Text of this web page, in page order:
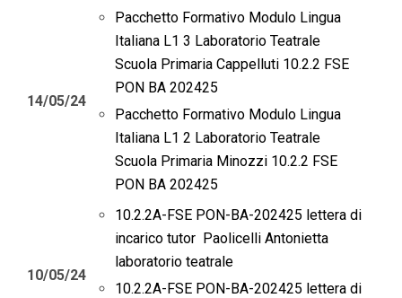
14/05/24
Pacchetto Formativo Modulo Lingua
Italiana L1 3 Laboratorio Teatrale
Scuola Primaria Cappelluti 10.2.2 FSE
PON BA 202425
Pacchetto Formativo Modulo Lingua
Italiana L1 2 Laboratorio Teatrale
Scuola Primaria Minozzi 10.2.2 FSE
PON BA 202425
10/05/24
10.2.2A-FSE PON-BA-202425 lettera di
incarico tutor Paolicelli Antonietta
laboratorio teatrale
10.2.2A-FSE PON-BA-202425 lettera di